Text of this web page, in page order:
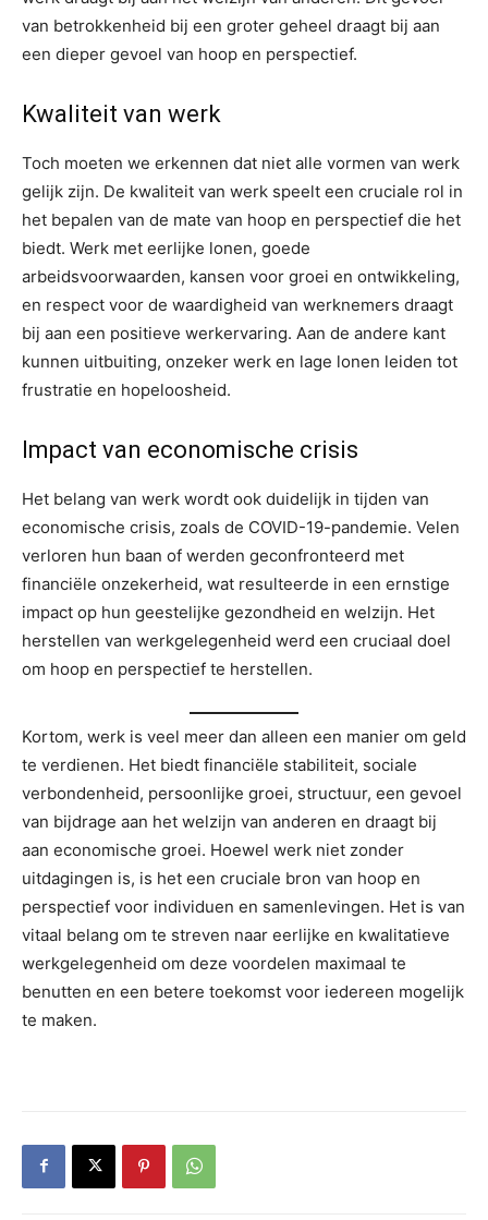
van betrokkenheid bij een groter geheel draagt bij aan
een dieper gevoel van hoop en perspectief.
Kwaliteit van werk
Toch moeten we erkennen dat niet alle vormen van werk
gelijk zijn. De kwaliteit van werk speelt een cruciale rol in
het bepalen van de mate van hoop en perspectief die het
biedt. Werk met eerlijke lonen, goede
arbeidsvoorwaarden, kansen voor groei en ontwikkeling,
en respect voor de waardigheid van werknemers draagt
bij aan een positieve werkervaring. Aan de andere kant
kunnen uitbuiting, onzeker werk en lage lonen leiden tot
frustratie en hopeloosheid.
Impact van economische crisis
Het belang van werk wordt ook duidelijk in tijden van
economische crisis, zoals de COVID-19-pandemie. Velen
verloren hun baan of werden geconfronteerd met
financiële onzekerheid, wat resulteerde in een ernstige
impact op hun geestelijke gezondheid en welzijn. Het
herstellen van werkgelegenheid werd een cruciaal doel
om hoop en perspectief te herstellen.
Kortom, werk is veel meer dan alleen een manier om geld
te verdienen. Het biedt financiële stabiliteit, sociale
verbondenheid, persoonlijke groei, structuur, een gevoel
van bijdrage aan het welzijn van anderen en draagt bij
aan economische groei. Hoewel werk niet zonder
uitdagingen is, is het een cruciale bron van hoop en
perspectief voor individuen en samenlevingen. Het is van
vitaal belang om te streven naar eerlijke en kwalitatieve
werkgelegenheid om deze voordelen maximaal te
benutten en een betere toekomst voor iedereen mogelijk
te maken.